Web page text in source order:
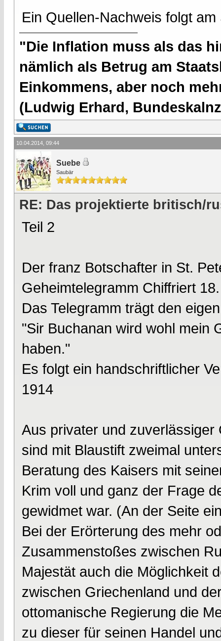
Ein Quellen-Nachweis folgt am
"Die Inflation muss als das
nämlich als Betrug am
Einkommens, aber noch
(Ludwig Erhard,
10.04.2014, 09:44
Suebe
Saubär
RE: Das projektierte britisch/
Teil 2
Der franz Botschafter in St.
Geheimtelegramm Chiffriert
Das Telegramm trägt den
"Sir Buchanan wird wohl mein
haben."
Es folgt ein handschriftlicher
1914
Aus privater und
sind mit Blaustift zweimal
Beratung des Kaisers mit
Krim voll und ganz der Frage
gewidmet war. (An der Seite
Bei der Erörterung des mehr
Zusammenstoßes zwischen
Majestät auch die Möglichkeit
zwischen Griechenland und
ottomanische Regierung die
zu dieser für seinen Handel